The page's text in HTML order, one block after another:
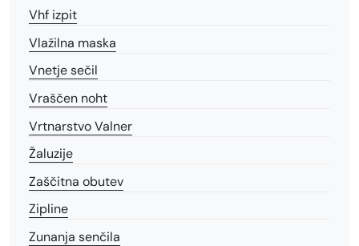
Vhf izpit
Vlažilna maska
Vnetje sečil
Vraščen noht
Vrtnarstvo Valner
Žaluzije
Zaščitna obutev
Zipline
Zunanja senčila